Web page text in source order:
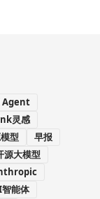
Agent
灵感
型
早报
源大模型
能体